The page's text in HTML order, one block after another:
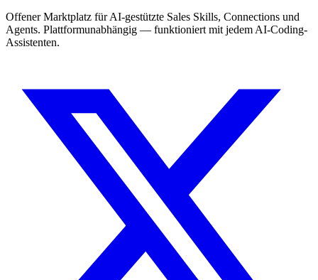
Offener Marktplatz für AI-gestützte Sales Skills, Connections und
Agents. Plattformunabhängig — funktioniert mit jedem AI-Coding-
Assistenten.